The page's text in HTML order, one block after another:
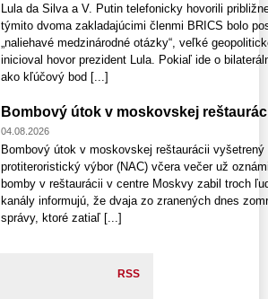
Lula da Silva a V. Putin telefonicky hovorili
týmito dvoma zakladajúcimi členmi BRICS bolo
„naliehavé medzinárodné otázky“, veľké
inicioval hovor prezident Lula. Pokiaľ ide o
ako kľúčový bod [...]
Bombový útok v moskovskej
04.08.2026
Bombový útok v moskovskej reštaurácii
protiteroristický výbor (NAC) včera večer už
bomby v reštaurácii v centre Moskvy zabil troch
kanály informujú, že dvaja zo zranených dnes
správy, ktoré zatiaľ [...]
RSS